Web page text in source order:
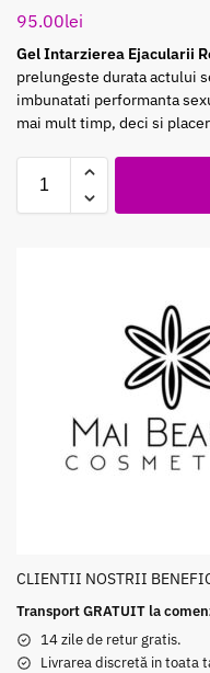
95.00lei
Gel Intarzierea Ejacularii
prelungeste durata actului
imbunatati performanta
mai mult timp, deci si
CLIENTII NOSTRII
Transport GRATUIT la
14 zile de retur gratis.
Livrarea discretă in toata